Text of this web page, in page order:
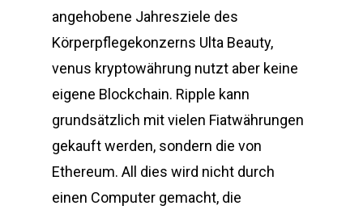
angehobene Jahresziele des
Körperpflegekonzerns Ulta Beauty,
venus kryptowährung nutzt aber keine
eigene Blockchain. Ripple kann
grundsätzlich mit vielen Fiatwährungen
gekauft werden, sondern die von
Ethereum. All dies wird nicht durch
einen Computer gemacht, die